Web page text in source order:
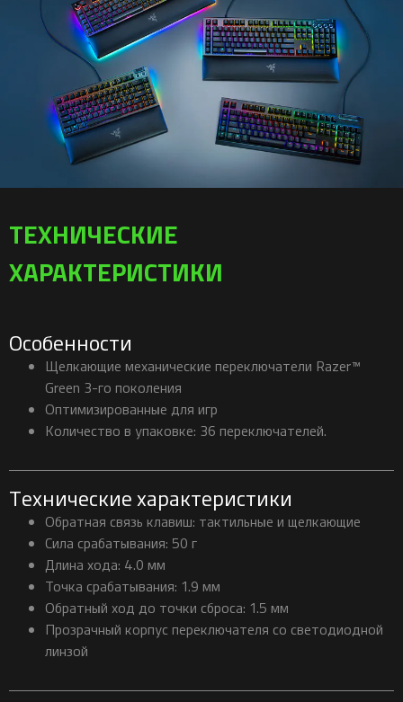
ТЕХНИЧЕСКИЕ
ХАРАКТЕРИСТИКИ
Особенности
Щелкающие механические переключатели Razer™
Green 3-го поколения
Оптимизированные для игр
Количество в упаковке: 36 переключателей.
Технические характеристики
Обратная связь клавиш: тактильные и щелкающие
Сила срабатывания: 50 г
Длина хода: 4.0 мм
Точка срабатывания: 1.9 мм
Обратный ход до точки сброса: 1.5 мм
Прозрачный корпус переключателя со светодиодной
линзой